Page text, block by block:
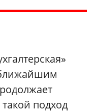
подход